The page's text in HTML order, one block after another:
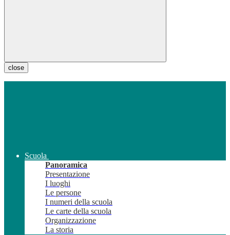
close
Scuola
Panoramica
Presentazione
I luoghi
Le persone
I numeri della scuola
Le carte della scuola
Organizzazione
La storia